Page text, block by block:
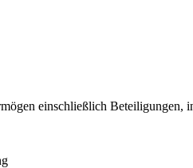
einschließlich